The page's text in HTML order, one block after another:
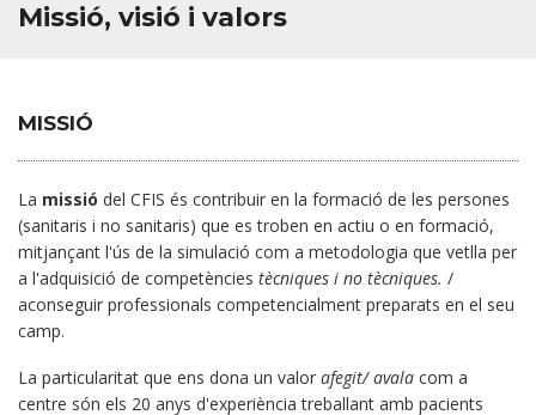
Missió, visió i valors
MISSIÓ
La missió del CFIS és contribuir en la formació de les persones
(sanitaris i no sanitaris) que es troben en actiu o en formació,
mitjançant l'ús de la simulació com a metodologia que vetlla per
a l'adquisició de competències tècniques i no tècniques. /
aconseguir professionals competencialment preparats en el seu
camp.
La particularitat que ens dona un valor afegit/ avala com a
centre són els 20 anys d'experiència treballant amb pacients